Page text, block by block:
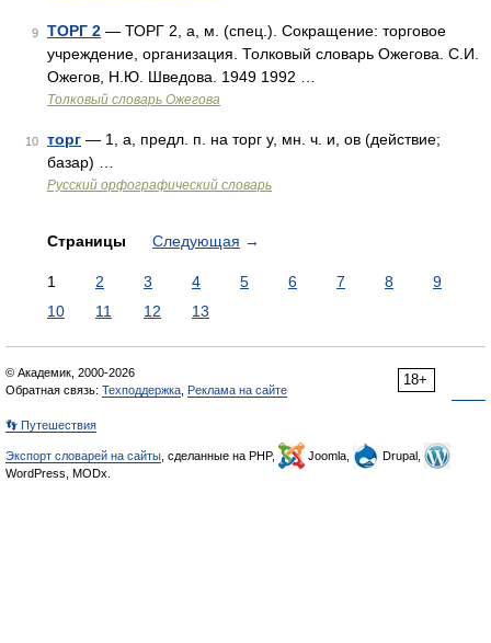
9 ТОРГ 2 — ТОРГ 2, а, м. (спец.). Сокращение: торговое
учреждение, организация. Толковый словарь Ожегова. С.И.
Ожегов, Н.Ю. Шведова. 1949 1992 …
Толковый словарь Ожегова
10 торг — 1, а, предл. п. на торг у, мн. ч. и, ов (действие;
базар) …
Русский орфографический словарь
Страницы Следующая →
1 2 3 4 5 6 7 8
9
10
11 12 13
18+
© Академик, 2000-2026
Обратная связь: Техподдержка Реклама на сайте
👣 Путешествия
Экспорт словарей на сайты , сделанные на PHP, Joomla,
Drupal,
WordPress, MODx.